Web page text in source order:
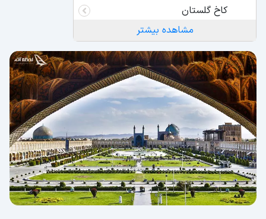
کاخ گلستان
زیگورات چغازنبیل
سازه های آبی شوشتر در خوزستان
شهر سوخته
حمام سلطان امیراحمد در کاشان
بازار تبریز
تخت سلیمان در آذربایجان غربی
مسجد جامع اصفهان
گنبد سلطانیه در زنجان
باغ و کاخ ارم در شیراز
مشاهده بیشتر